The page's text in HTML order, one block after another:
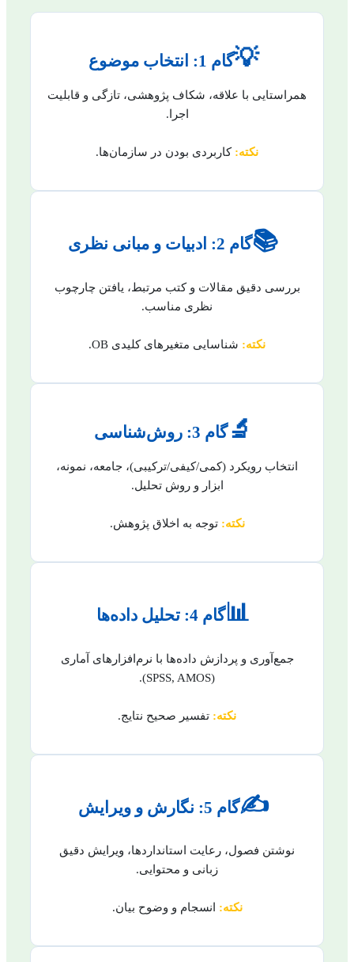
💡گام 1: انتخاب موضوع
همراستایی با علاقه، شکاف پژوهشی، تازگی و قابلیت
اجرا.
نکته: کاربردی بودن در سازمان‌ها.
📚گام 2: ادبیات و مبانی نظری
بررسی دقیق مقالات و کتب مرتبط، یافتن چارچوب
نظری مناسب.
نکته: شناسایی متغیرهای کلیدی OB.
🔬گام 3: روش‌شناسی
انتخاب رویکرد (کمی/کیفی/ترکیبی)، جامعه، نمونه،
ابزار و روش تحلیل.
نکته: توجه به اخلاق پژوهش.
📊گام 4: تحلیل داده‌ها
جمع‌آوری و پردازش داده‌ها با نرم‌افزارهای آماری
(SPSS, AMOS).
نکته: تفسیر صحیح نتایج.
✍️گام 5: نگارش و ویرایش
نوشتن فصول، رعایت استانداردها، ویرایش دقیق
زبانی و محتوایی.
نکته: انسجام و وضوح بیان.